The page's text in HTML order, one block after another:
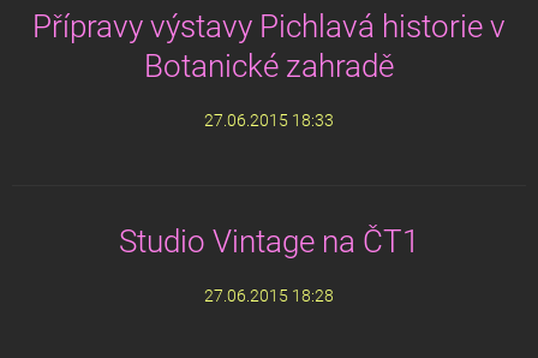
Přípravy výstavy Pichlavá historie v
Botanické zahradě
27.06.2015 18:33
Studio Vintage na ČT1
27.06.2015 18:28